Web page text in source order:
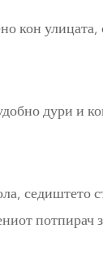
кон улицата,
дури и
седиштето
потпирач